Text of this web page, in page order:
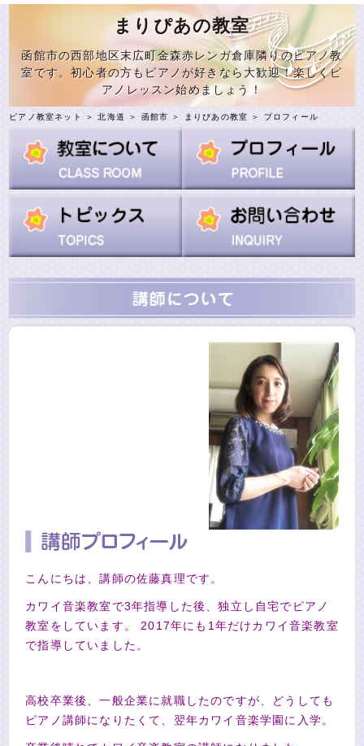
まりぴあの教室
函館市の西部地区末広町金森赤レンガ倉庫隣りのピアノ教
室です。初心者の方もピアノが好きなら大歓迎！楽しくピ
アノレッスン始めましょう！
ピアノ教室ネット ＞北海道 ＞ 函館市 ＞ まりぴあの教室 ＞ プロフィール
こんにちは、講師の佐藤真理です。
カワイ音楽教室で3年指導した後、独立し自宅でピアノ
教室をしています。 2017年にも1年だけカワイ音楽教室
で指導していました。
高校卒業後、一般企業に就職したのですが、どうしても
ピアノ講師になりたくて、翌年カワイ音楽学園に入学。